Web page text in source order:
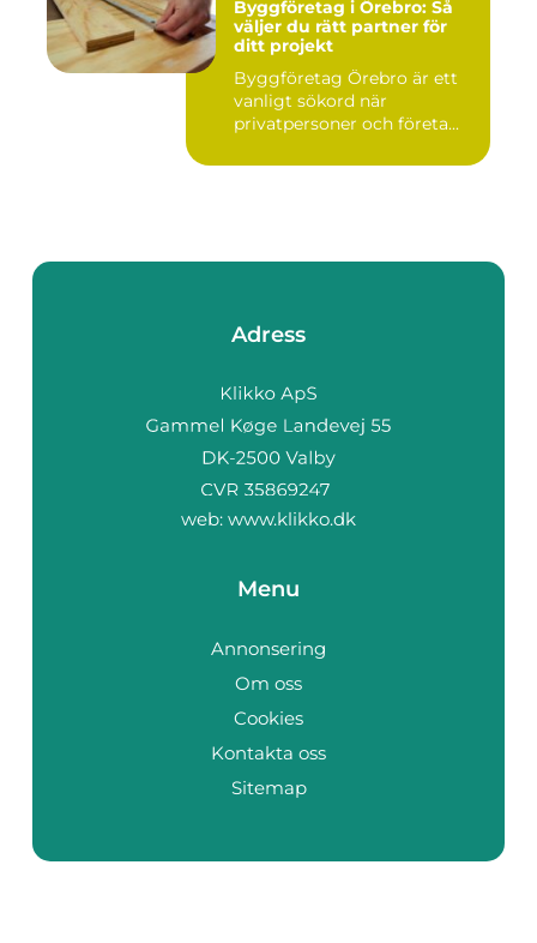
Byggföretag i Örebro: Så
väljer du rätt partner för
ditt projekt
Byggföretag Örebro är ett
vanligt sökord när
privatpersoner och företa...
Adress
web: www.klikko.dk
Menu
Annonsering
Om oss
Cookies
Kontakta oss
Sitemap